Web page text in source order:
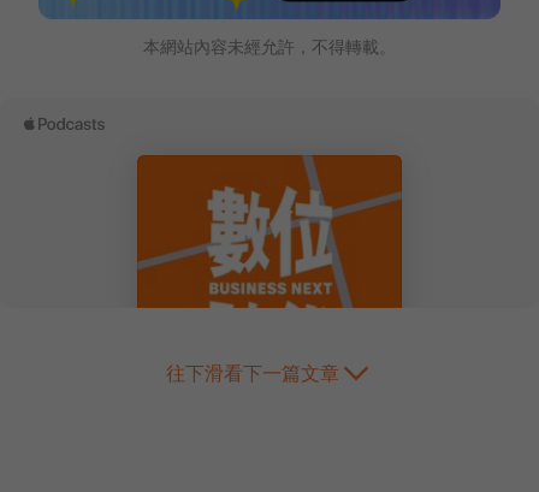
本網站內容未經允許，不得轉載。
往下滑看下一篇文章